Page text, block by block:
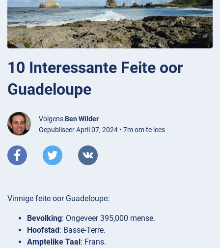
10 Interessante Feite oor
Guadeloupe
Volgens Ben Wilder
Gepubliseer April 07, 2024 • 7m om te lees
Vinnige feite oor Guadeloupe:
Bevolking: Ongeveer 395,000 mense.
Hoofstad: Basse-Terre.
Amptelike Taal: Frans.